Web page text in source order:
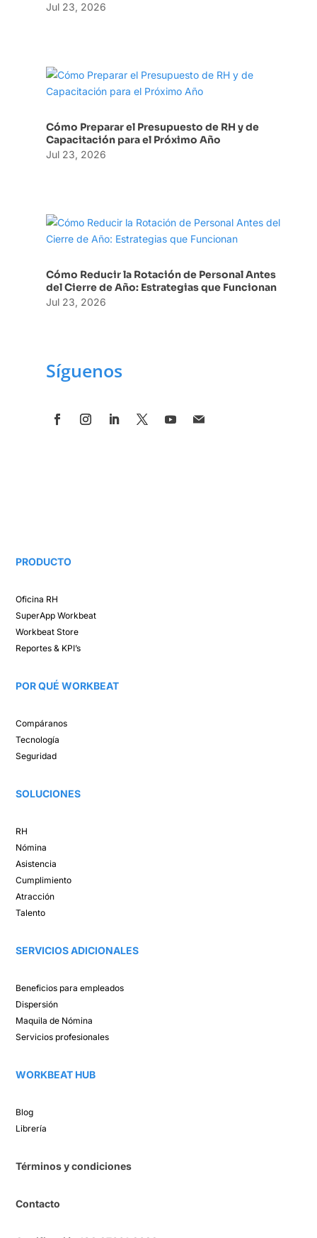
Jul 23, 2026
Cómo Preparar el Presupuesto de RH y de
Capacitación para el Próximo Año
Jul 23, 2026
Cómo Reducir la Rotación de Personal Antes
del Cierre de Año: Estrategias que Funcionan
Jul 23, 2026
Síguenos
PRODUCTO
Oficina RH​
SuperAppWorkbeat
Workbeat Store​
Reportes & KPI’s​
POR QUÉ WORKBEAT​
Compáranos ​
Tecnología​
Seguridad
SOLUCIONES​
RH
Nómina​
Asistencia​
Cumplimiento​
Atracción ​
Talento ​
SERVICIOS ADICIONALES
Beneficios para empleados​
Dispersión​
Maquila de Nómina​
Servicios profesionales
WORKBEAT HUB​
Blog​
Librería​
Términos y condiciones
Contacto